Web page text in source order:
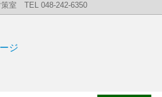
策室 TEL 048-242-6350
ジ